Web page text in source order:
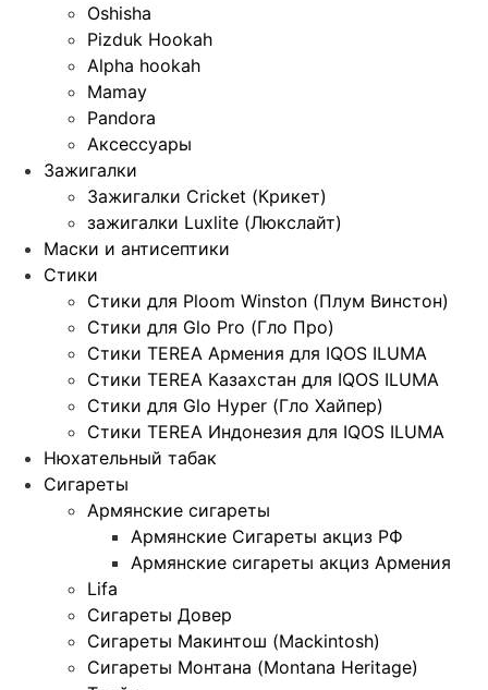
Oshisha
Pizduk Hookah
Alpha hookah
Mamay
Pandora
Аксессуары
Зажигалки
Зажигалки Cricket (Крикет)
зажигалки Luxlite (Люкслайт)
Маски и антисептики
Стики
Стики для Ploom Winston (Плум Винстон)
Стики для Glo Pro (Гло Про)
Стики TEREA Армения для IQOS ILUMA
Стики TEREA Казахстан для IQOS ILUMA
Стики для Glo Hyper (Гло Хайпер)
Стики TEREA Индонезия для IQOS ILUMA
Нюхательный табак
Сигареты
Армянские сигареты
Армянские Сигареты акциз РФ
Армянские сигареты акциз Армения
Lifa
Сигареты Довер
Сигареты Макинтош (Mackintosh)
Сигареты Монтана (Montana Heritage)